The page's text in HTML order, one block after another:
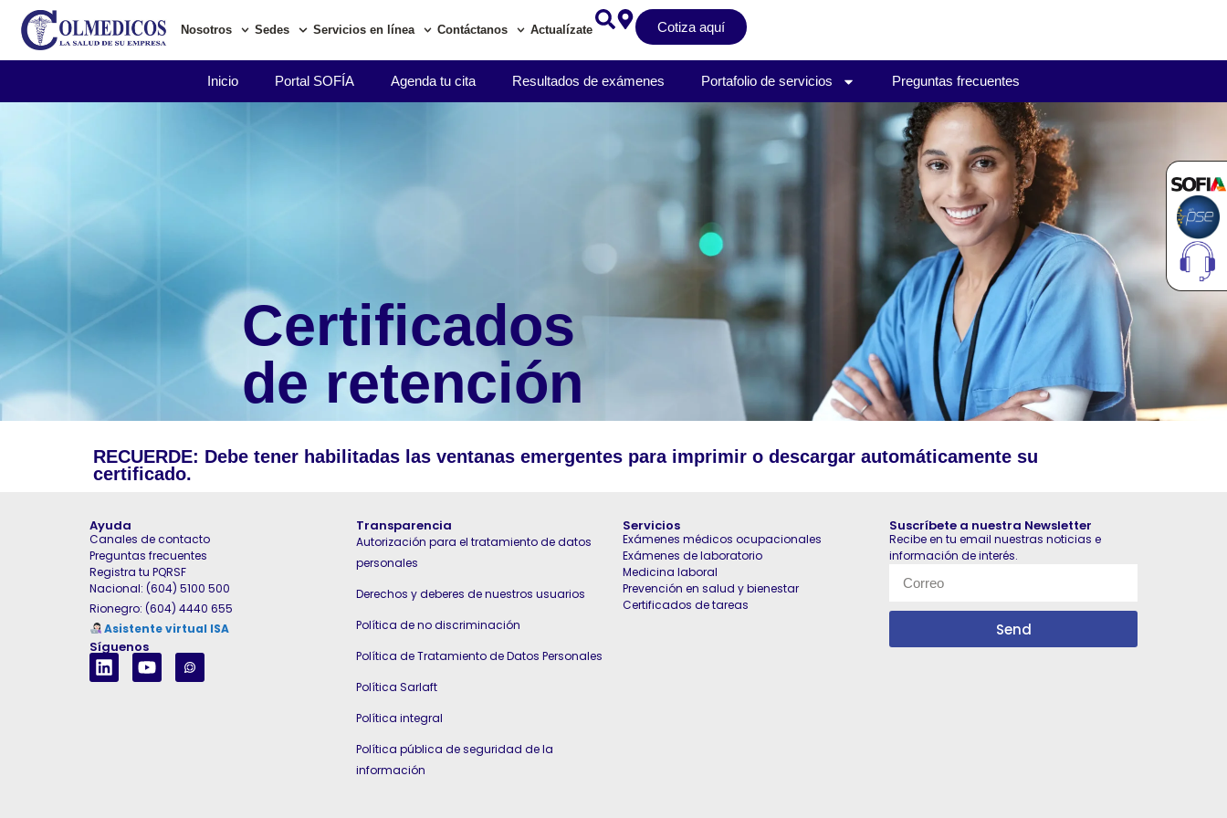
Nosotros Sedes Servicios en línea Contáctanos Actualízate Cotiza aquí
Inicio Portal SOFÍA Agenda tu cita Resultados de exámenes Portafolio de servicios Preguntas frecuentes
Certificados
de retención
RECUERDE: Debe tener habilitadas las ventanas emergentes para imprimir o descargar automáticamente su
certificado.
Ayuda
Canales de contacto
Preguntas frecuentes
Registra tu PQRSF
Nacional: (604) 5100 500
Rionegro: (604) 4440 655
Asistente virtual ISA
Síguenos
Transparencia
Autorización para el tratamiento de datos
personales
Derechos y deberes de nuestros usuarios
Política de no discriminación
Política de Tratamiento de Datos Personales
Política Sarlaft
Política integral
Política pública de seguridad de la
información
Servicios
Exámenes médicos ocupacionales
Exámenes de laboratorio
Medicina laboral
Prevención en salud y bienestar
Certificados de tareas
Suscríbete a nuestra Newsletter
Recibe en tu email nuestras noticias e
información de interés.
Send